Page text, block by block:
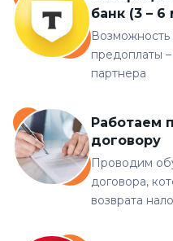
банк (3 – 6
предоплаты
партнера
Работаем
договору
Проводим
договора,
возврата